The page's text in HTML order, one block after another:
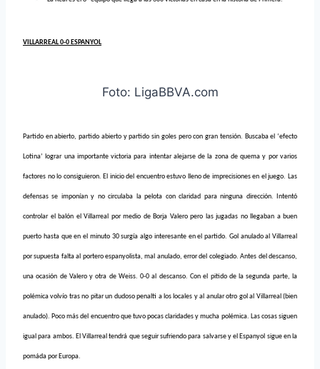
VILLARREAL 0-0 ESPANYOL
Foto: LigaBBVA.com
Partido en abierto, partido abierto y partido sin goles pero con gran tensión. Buscaba el ‘efecto
Lotina’ lograr una importante victoria para intentar alejarse de la zona de quema y por varios
factores no lo consiguieron. El inicio del encuentro estuvo lleno de imprecisiones en el juego. Las
defensas se imponían y no circulaba la pelota con claridad para ninguna dirección. Intentó
controlar el balón el Villarreal por medio de Borja Valero pero las jugadas no llegaban a buen
puerto hasta que en el minuto 30 surgía algo interesante en el partido. Gol anulado al Villarreal
por supuesta falta al portero espanyolista, mal anulado, error del colegiado. Antes del descanso,
una ocasión de Valero y otra de Weiss. 0-0 al descanso. Con el pitido de la segunda parte, la
polémica volvío tras no pitar un dudoso penalti a los locales y al anular otro gol al Villarreal (bien
anulado). Poco más del encuentro que tuvo pocas claridades y mucha polémica. Las cosas siguen
igual para ambos. El Villarreal tendrá que seguir sufriendo para salvarse y el Espanyol sigue en la
pomáda por Europa.